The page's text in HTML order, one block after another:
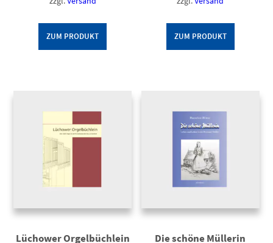
ZUM PRODUKT ZUM PRODUKT
Lüchower Orgelbüchlein Die schöne Müllerin